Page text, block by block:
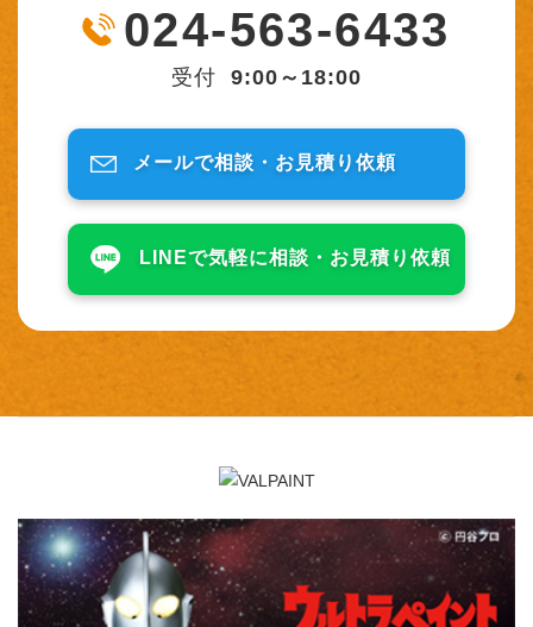
024-563-6433
受付 9:00～18:00
メールで相談・ お見積り依頼
LINEで気軽に相談・ お見積り依頼